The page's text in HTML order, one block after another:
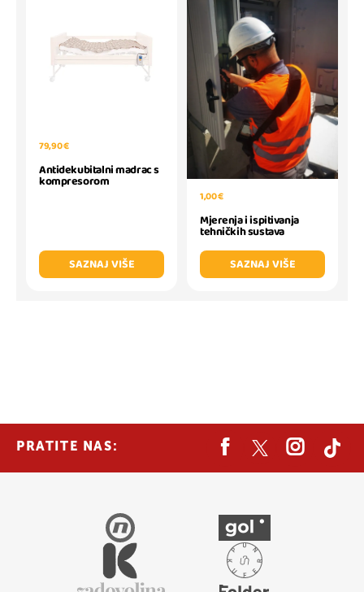
79,90 €
Antidekubitalni madrac s
kompresorom
SAZNAJ VIŠE
1,00 €
Mjerenja i ispitivanja
tehničkih sustava
SAZNAJ VIŠE
PRATITE NAS: